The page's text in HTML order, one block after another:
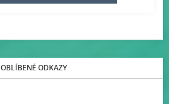
OBLÍBENÉ ODKAZY